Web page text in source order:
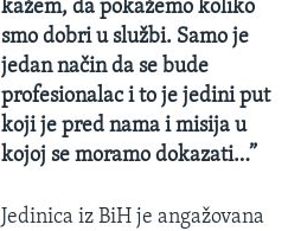
kažem, da pokažemo koliko
smo dobri u službi. Samo je
jedan način da se bude
profesionalac i to je jedini put
koji je pred nama i misija u
kojoj se moramo dokazati…”
Jedinica iz BiH je angažovana